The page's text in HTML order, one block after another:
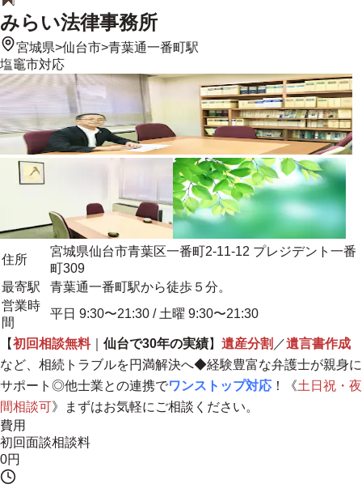
みらい法律事務所
宮城県>仙台市>青葉通一番町駅
塩竈市対応
住所
宮城県仙台市青葉区一番町2-11-12 プレジデント一番
町309
最寄駅
青葉通一番町駅から徒歩５分。
営業時
間
平日 9:30〜21:30 / 土曜 9:30〜21:30
【初回相談無料｜ 仙台で30年の実績】 遺産分割 ／遺言書作成
など、相続トラブルを円満解決へ◆経験豊富な弁護士が親身に
サポート◎他士業との連携でワンストップ対応 ！《土日祝・夜
間相談可》まずはお気軽にご相談ください。
費用
初回面談相談料
0円